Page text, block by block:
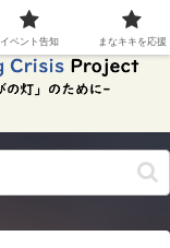
イベント告知 まなキキを応援